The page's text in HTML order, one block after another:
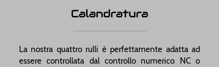
Calandratura
La nostra quattro rulli è perfettamente adatta ad
essere controllata dal controllo numerico NC o